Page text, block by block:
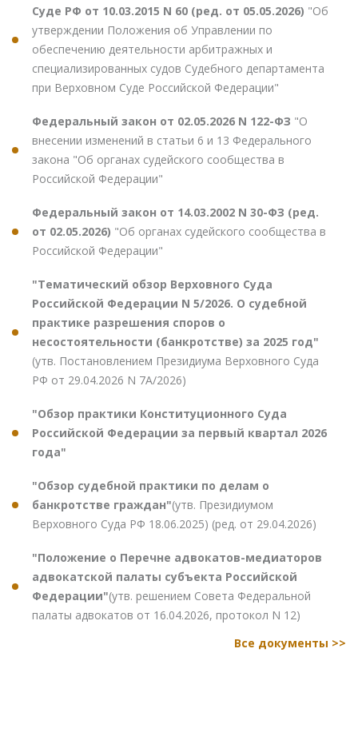
Суде РФ от 10.03.2015 N 60 (ред. от 05.05.2026) "Об
утверждении Положения об Управлении по
обеспечению деятельности арбитражных и
специализированных судов Судебного департамента
при Верховном Суде Российской Федерации"
Федеральный закон от 02.05.2026 N 122-ФЗ "О
внесении изменений в статьи 6 и 13 Федерального
закона "Об органах судейского сообщества в
Российской Федерации"
Федеральный закон от 14.03.2002 N 30-ФЗ (ред.
от 02.05.2026) "Об органах судейского сообщества в
Российской Федерации"
"Тематический обзор Верховного Суда
Российской Федерации N 5/2026. О судебной
практике разрешения споров о
несостоятельности (банкротстве) за 2025 год"
(утв. Постановлением Президиума Верховного Суда
РФ от 29.04.2026 N 7А/2026)
"Обзор практики Конституционного Суда
Российской Федерации за первый квартал 2026
года"
"Обзор судебной практики по делам о
банкротстве граждан"(утв. Президиумом
Верховного Суда РФ 18.06.2025) (ред. от 29.04.2026)
"Положение о Перечне адвокатов-медиаторов
адвокатской палаты субъекта Российской
Федерации"(утв. решением Совета Федеральной
палаты адвокатов от 16.04.2026, протокол N 12)
Все документы >>